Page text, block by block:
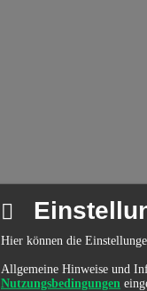
Hier können die
Allgemeine Hinweise und
Nutzungsbedingungen